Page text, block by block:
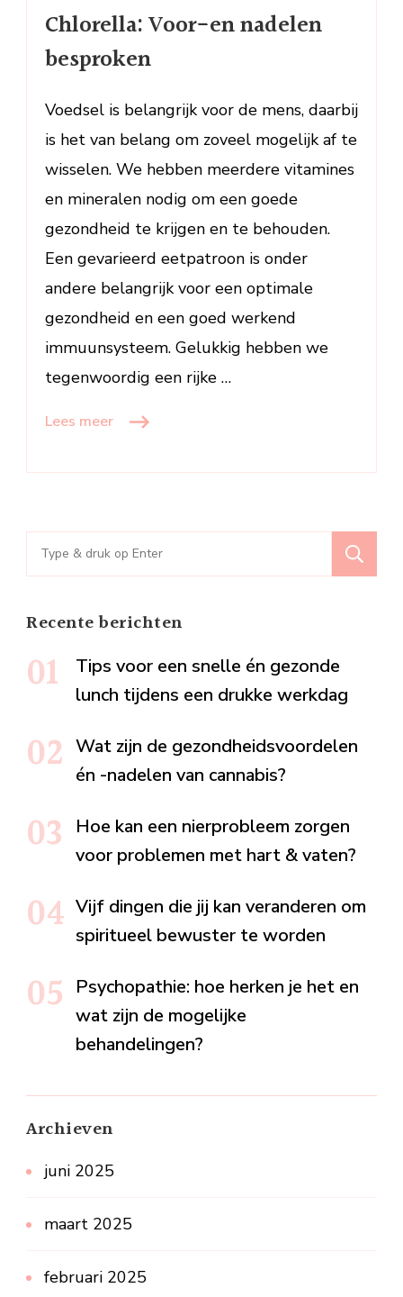
Voor-
Chlorella: Voor-en nadelen
besproken
Voedsel is belangrijk voor de mens, daarbij
is het van belang om zoveel mogelijk af te
wisselen. We hebben meerdere vitamines
en mineralen nodig om een goede
gezondheid te krijgen en te behouden.
Een gevarieerd eetpatroon is onder
andere belangrijk voor een optimale
gezondheid en een goed werkend
immuunsysteem. Gelukkig hebben we
tegenwoordig een rijke …
Lees meer
Zoeken
naar:
Recente berichten
Tips voor een snelle én gezonde
lunch tijdens een drukke werkdag
Wat zijn de gezondheidsvoordelen
én -nadelen van cannabis?
Hoe kan een nierprobleem zorgen
voor problemen met hart & vaten?
Vijf dingen die jij kan veranderen om
spiritueel bewuster te worden
Psychopathie: hoe herken je het en
wat zijn de mogelijke
behandelingen?
Archieven
juni 2025
maart 2025
februari 2025